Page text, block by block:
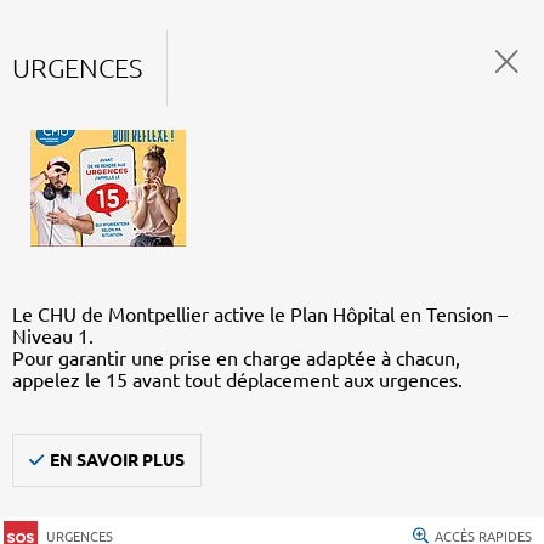
URGENCES
Le CHU de Montpellier active le Plan Hôpital en Tension –
Niveau 1.
Pour garantir une prise en charge adaptée à chacun,
appelez le 15 avant tout déplacement aux urgences.
EN SAVOIR PLUS
URGENCES ACCÈS RAPIDES